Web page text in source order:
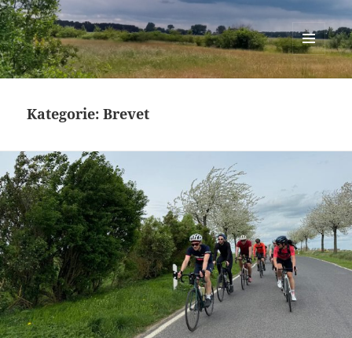
Berlin-Brandenburg Randonneure
MENÜ
UND
Kategorie:Brevet